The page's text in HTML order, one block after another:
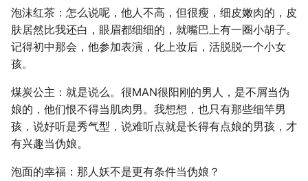
泡沫红茶：怎么说呢，他人不高，但很瘦，细皮嫩肉的，皮
肤居然比我还白，眼眉都细细的，就嘴巴上有一圈小胡子。
记得初中那会，他参加表演，化上妆后，活脱脱一个小女
孩。
煤炭公主：就是说么。很MAN很阳刚的男人，是不屑当伪
娘的，他们恨不得当肌肉男。我想想，也只有那些细竿男
孩，说好听是秀气型，说难听点就是长得有点娘的男孩，才
有兴趣当伪娘。
泡面的幸福：那人妖不是更有条件当伪娘？